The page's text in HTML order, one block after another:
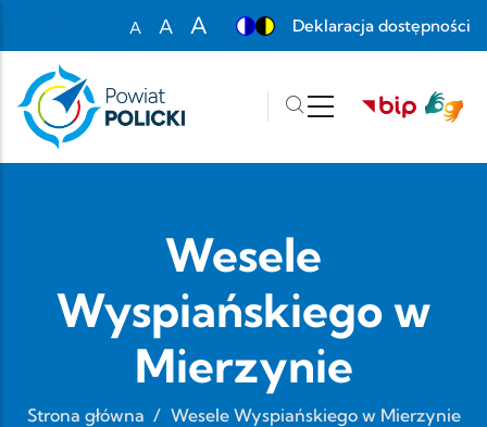
A
Set font size to 100%
A
A
Deklaracja dostępności
Wesele
Wyspiańskiego w
Mierzynie
Strona główna / Wesele Wyspiańskiego w Mierzynie